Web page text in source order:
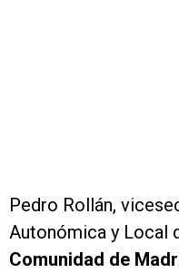
Pedro Rollán,
Autonómica y Local
Comunidad de